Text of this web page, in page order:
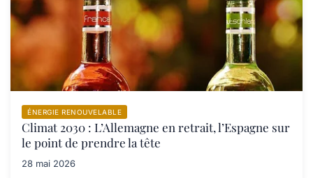
ÉNERGIE RENOUVELABLE
Climat 2030 : L’Allemagne en retrait, l’Espagne sur
le point de prendre la tête
28 mai 2026